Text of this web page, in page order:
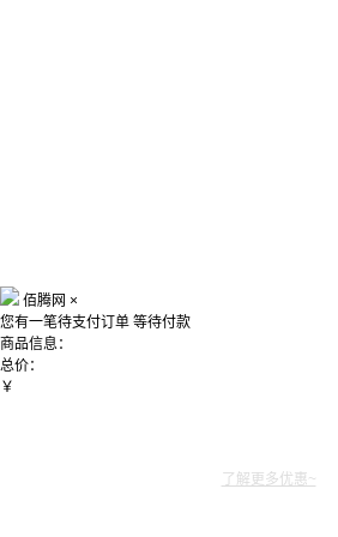
佰腾网 ×
您有一笔待支付订单 等待付款
商品信息：
总价：
￥
了解更多优惠~